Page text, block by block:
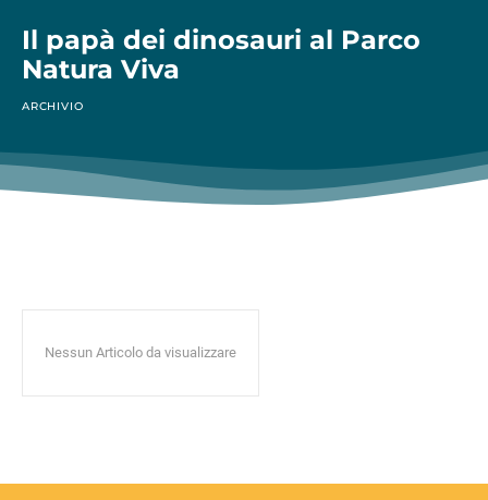
Il papà dei dinosauri al Parco
Natura Viva
ARCHIVIO
Nessun Articolo da visualizzare